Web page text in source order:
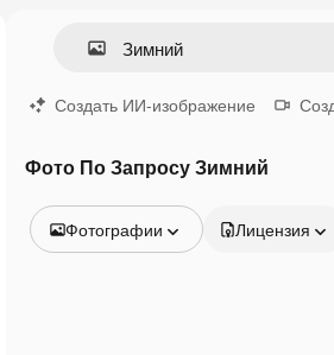
Создать ИИ-изображение
Фото По Запросу Зимний
Фотографии Лицензия